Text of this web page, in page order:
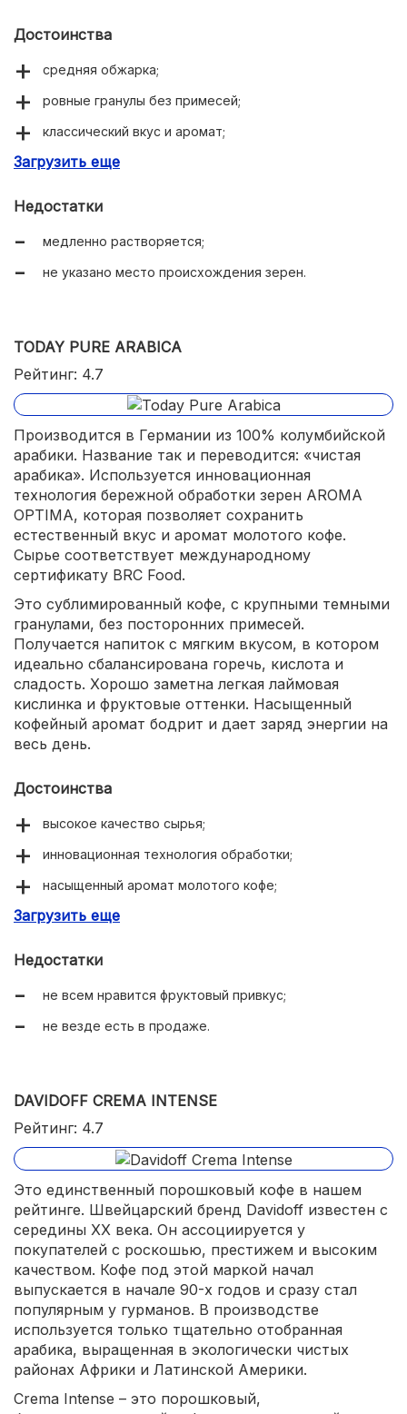
Достоинства
средняя обжарка;
ровные гранулы без примесей;
классический вкус и аромат;
при сочетании с молоком образует пенку;
Загрузить еще
Недостатки
медленно растворяется;
не указано место происхождения зерен.
TODAY PURE ARABICA
Рейтинг: 4.7
Производится в Германии из 100% колумбийской
арабики. Название так и переводится: «чистая
арабика». Используется инновационная
технология бережной обработки зерен AROMA
OPTIMA, которая позволяет сохранить
естественный вкус и аромат молотого кофе.
Сырье соответствует международному
сертификату BRC Food.
Это сублимированный кофе, с крупными темными
гранулами, без посторонних примесей.
Получается напиток с мягким вкусом, в котором
идеально сбалансирована горечь, кислота и
сладость. Хорошо заметна легкая лаймовая
кислинка и фруктовые оттенки. Насыщенный
кофейный аромат бодрит и дает заряд энергии на
весь день.
Достоинства
высокое качество сырья;
инновационная технология обработки;
насыщенный аромат молотого кофе;
богатый сбалансированный вкус;
Загрузить еще
Недостатки
не всем нравится фруктовый привкус;
не везде есть в продаже.
DAVIDOFF CREMA INTENSE
Рейтинг: 4.7
Это единственный порошковый кофе в нашем
рейтинге. Швейцарский бренд Davidoff известен с
середины XX века. Он ассоциируется у
покупателей с роскошью, престижем и высоким
качеством. Кофе под этой маркой начал
выпускается в начале 90-х годов и сразу стал
популярным у гурманов. В производстве
используется только тщательно отобранная
арабика, выращенная в экологически чистых
районах Африки и Латинской Америки.
Crema Intense – это порошковый,